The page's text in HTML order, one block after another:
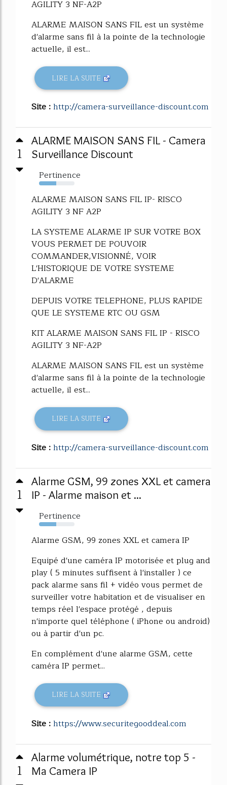
AGILITY 3 NF-A2P
ALARME MAISON SANS FIL est un système
d'alarme sans fil à la pointe de la technologie
actuelle, il est...
LIRE LA SUITE
Site :http://camera-surveillance-discount.com
1
ALARME MAISON SANS FIL - Camera
Surveillance Discount
Pertinence
48%
ALARME MAISON SANS FIL IP- RISCO
AGILITY 3 NF A2P
LA SYSTEME ALARME IP SUR VOTRE BOX
VOUS PERMET DE POUVOIR
COMMANDER,VISIONNÉ, VOIR
L'HISTORIQUE DE VOTRE SYSTEME
D'ALARME
DEPUIS VOTRE TELEPHONE, PLUS RAPIDE
QUE LE SYSTEME RTC OU GSM
KIT ALARME MAISON SANS FIL IP - RISCO
AGILITY 3 NF-A2P
ALARME MAISON SANS FIL est un système
d'alarme sans fil à la pointe de la technologie
actuelle, il est...
LIRE LA SUITE
Site :http://camera-surveillance-discount.com
1
Alarme GSM, 99 zones XXL et camera
IP - Alarme maison et ...
Pertinence
48%
Alarme GSM, 99 zones XXL et camera IP
Equipé d'une caméra IP motorisée et plug and
play ( 5 minutes suffisent à l'installer ) ce
pack alarme sans fil + vidéo vous permet de
surveiller votre habitation et de visualiser en
temps réel l'espace protégé , depuis
n'importe quel téléphone ( iPhone ou android)
ou à partir d'un pc.
En complément d'une alarme GSM, cette
caméra IP permet...
LIRE LA SUITE
Site :https://www.securitegooddeal.com
1
Alarme volumétrique, notre top 5 -
Ma Camera IP